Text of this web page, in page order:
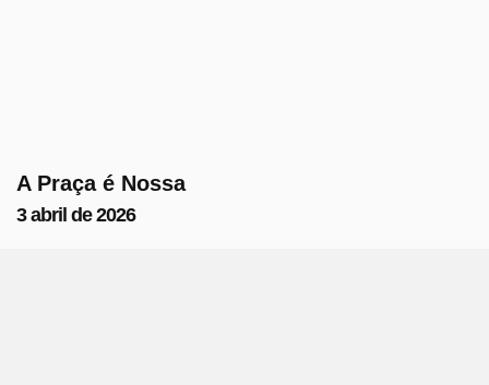
A Praça é Nossa
3 abril de 2026